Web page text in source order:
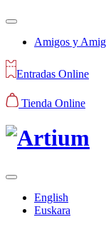
Amigos y
Entradas Online
Tienda Online
English
Euskara